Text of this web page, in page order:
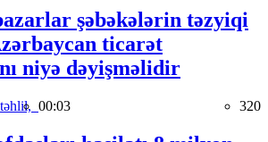
şəbəkələrin təzyiqi
ticarət
niyə dəyişməlidir
00:03 320